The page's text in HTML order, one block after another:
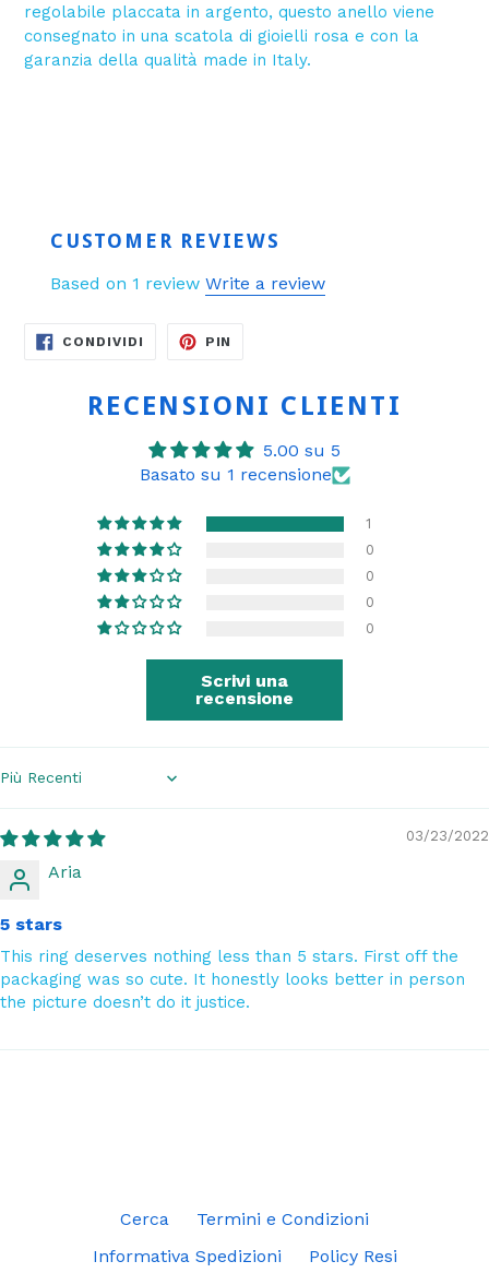
regolabile placcata in argento, questo anello viene
consegnato in una scatola di gioielli rosa e con la
garanzia della qualità made in Italy.
CUSTOMER REVIEWS
Based on 1 review Write a review
CONDIVIDI CONDIVIDI
PIN
RECENSIONI CLIENTI
5.00 su 5
Basato su 1 recensione
1
0
0
0
0
Scrivi una
recensione
Sort by
03/23/2022
Aria
5 stars
This ring deserves nothing less than 5 stars. First off the
packaging was so cute. It honestly looks better in person
the picture doesn’t do it justice.
Cerca
Termini e Condizioni
Informativa Spedizioni
Policy Resi